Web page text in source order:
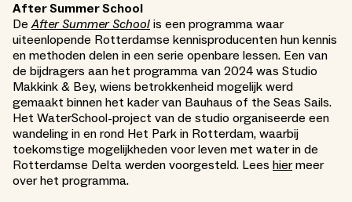
After Summer School
DeAfter Summer School is een programma waar
uiteenlopende Rotterdamse kennisproducenten hun kennis
en methoden delen in een serie openbare lessen. Een van
de bijdragers aan het programma van 2024 was Studio
Makkink & Bey, wiens betrokkenheid mogelijk werd
gemaakt binnen het kader van Bauhaus of the Seas Sails.
Het WaterSchool-project van de studio organiseerde een
wandeling in en rond Het Park in Rotterdam, waarbij
toekomstige mogelijkheden voor leven met water in de
Rotterdamse Delta werden voorgesteld. Lees hiermeer
over het programma.